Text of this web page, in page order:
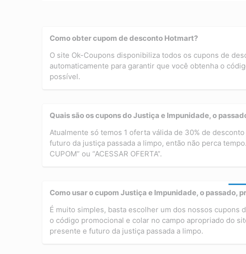
Como obter cupom de desconto Hotmart?
O site Ok-Coupons disponibiliza todos os cupons de
automaticamente para garantir que você obtenha o
possível.
Quais são os cupons do Justiça e Impunidade, o
Atualmente só temos 1 oferta válida de 30% de
futuro da justiça passada a limpo, então não perca
CUPOM” ou “ACESSAR OFERTA”.
Como usar o cupom Justiça e Impunidade, o passado,
É muito simples, basta escolher um dos nossos cupons
o código promocional e colar no campo apropriado do
presente e futuro da justiça passada a limpo.